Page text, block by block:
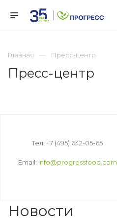
Главная Пресс-центр
Пресс-центр
Тел: +7 (495) 642-05-65
Email: info@progressfood.com
Новости